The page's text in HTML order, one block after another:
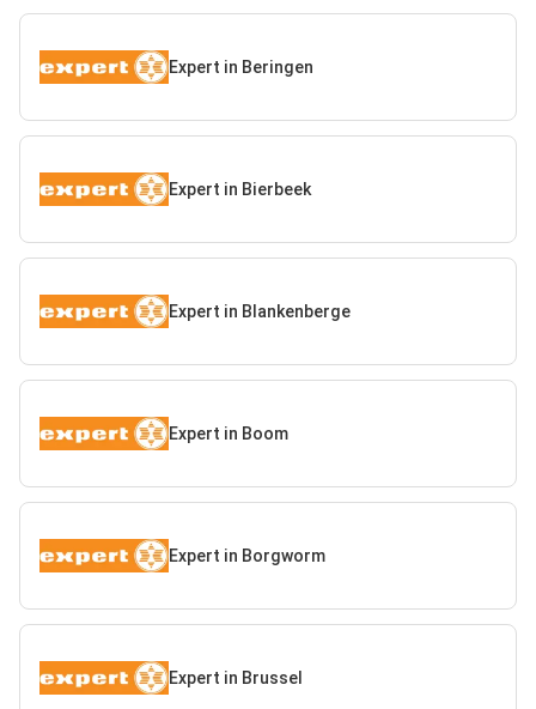
Expert in Beringen
Expert in Bierbeek
Expert in Blankenberge
Expert in Boom
Expert in Borgworm
Expert in Brussel